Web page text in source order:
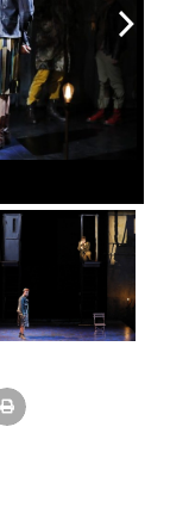
arrow_forward_ios